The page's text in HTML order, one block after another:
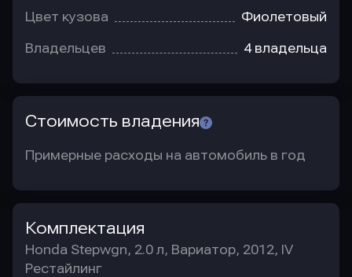
Цвет кузова Фиолетовый
Владельцев 4 владельца
Стоимость владения
Примерные расходы на автомобиль в год
Комплектация
Honda Stepwgn, 2.0 л, Вариатор, 2012, IV
Рестайлинг